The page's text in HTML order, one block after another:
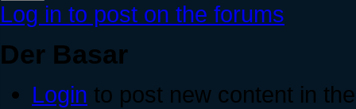
Log in to post on the forums
Der Basar
Login to post new content in